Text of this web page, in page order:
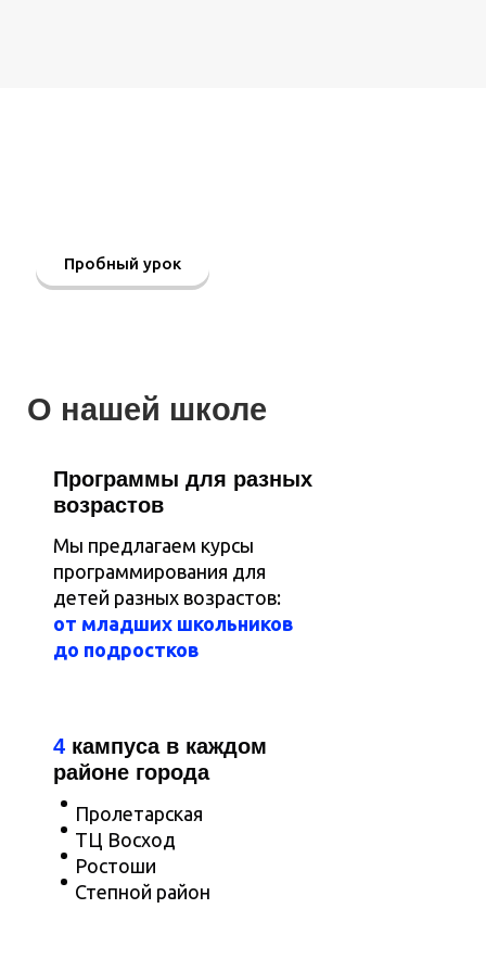
Пробный урок
Пролетарская
ТЦ Восход
Ростоши
Степной район
4 кампуса в каждом
районе города
Мы предлагаем курсы
программирования для
детей разных возрастов:
от младших школьников
до подростков
Программы для разных
возрастов
О нашей школе